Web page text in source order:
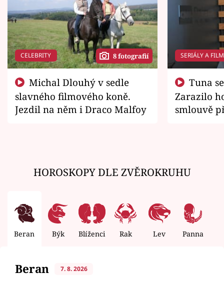
CELEBRITY 8 fotografií
slavného filmového koně.
Jezdil na něm i Draco Malfoy
SERIÁLY A
Zarazilo
smlouvě
HOROSKOPY DLE ZVĚROKRUHU
Beran Býk Blíženci Rak Lev Panna
Beran 7. 8. 2026